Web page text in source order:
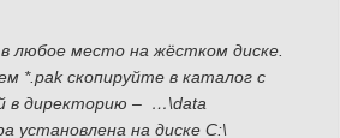
любое место на жёстком диске.
*.pak скопируйте в каталог с
в директорию – …\data
установлена на диске C:\